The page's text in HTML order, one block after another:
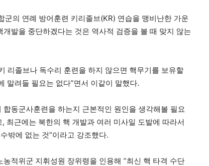
의 연례 방어훈련 키리졸브(KR) 연습을 맹비난한 가운
발을 중단하겠다는 것은 역사적 검증을 볼 때 맞지 않는
리졸브나 독수리 훈련을 하지 않으면 핵무기를 보유할
말려들 필요는 없다”면서 이같이 말했다.
동군사훈련을 하는지 근본적인 원인을 생각해볼 필요
최근에는 북한의 핵 개발과 여러 미사일 도발에 따라서
밖에 없는 것”이라고 강조했다.
농적위군 지휘성원 장위령을 인용해 “최신 핵 타격 수단